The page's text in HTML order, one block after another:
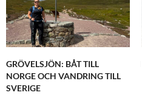
GRÖVELSJÖN: BÅT TILL
NORGE OCH VANDRING TILL
SVERIGE